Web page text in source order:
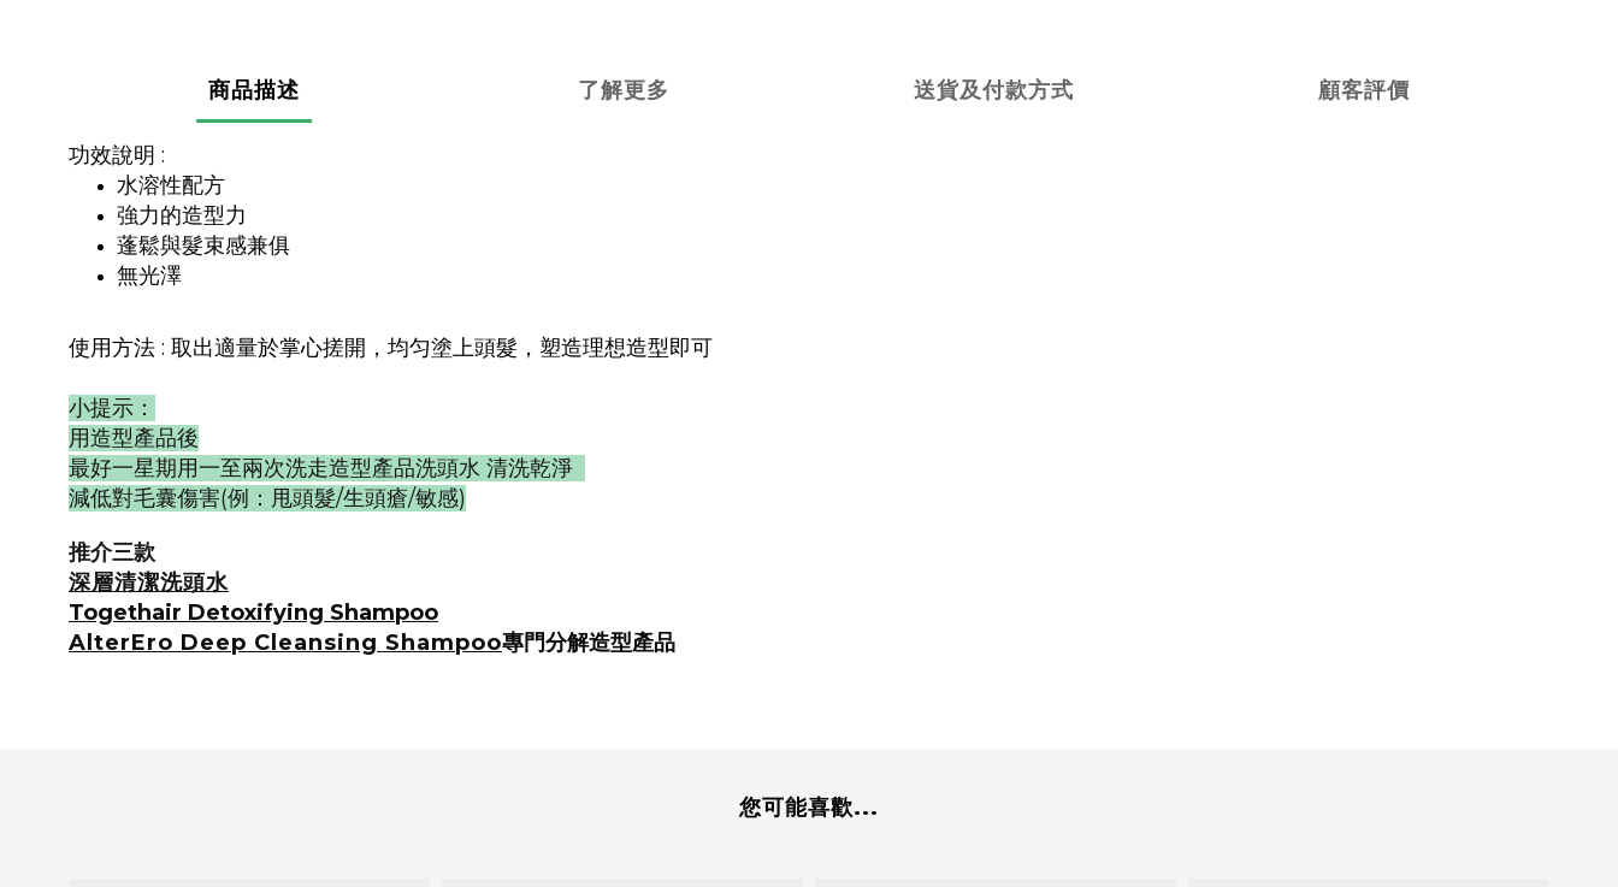
商品描述 了解更多 送貨及付款方式 顧客評價
功效說明 :
水溶性配方
強力的造型力
蓬鬆與髮束感兼俱
無光澤
使用方法 : 取出適量於掌心搓開，均匀塗上頭髮，塑造理想造型即可
小提示：
用造型產品後
最好一星期用一至兩次洗走造型產品洗頭水 清洗乾淨
減低對毛囊傷害(例：甩頭髮/生頭瘡/敏感)
推介三款
深層清潔洗頭水
Togethair Detoxifying Shampoo
AlterEro Deep Cleansing Shampoo專門分解造型產品
您可能喜歡...